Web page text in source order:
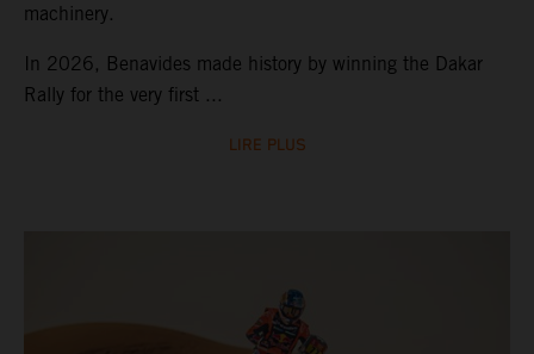
machinery.
In 2026, Benavides made history by winning the Dakar
Rally for the very first ...
LIRE PLUS